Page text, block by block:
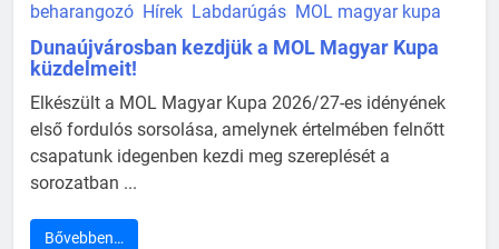
beharangozó Hírek Labdarúgás MOL magyar kupa
Dunaújvárosban kezdjük a MOL Magyar Kupa
küzdelmeit!
Elkészült a MOL Magyar Kupa 2026/27-es idényének
első fordulós sorsolása, amelynek értelmében felnőtt
csapatunk idegenben kezdi meg szereplését a
sorozatban ...
Bővebben…